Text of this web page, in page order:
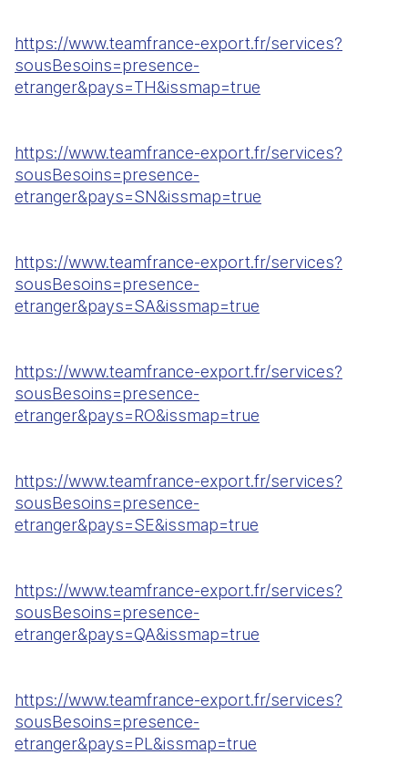
https://www.teamfrance-export.fr/services?
sousBesoins=presence-
etranger&pays=TH&issmap=true
https://www.teamfrance-export.fr/services?
sousBesoins=presence-
etranger&pays=SN&issmap=true
https://www.teamfrance-export.fr/services?
sousBesoins=presence-
etranger&pays=SA&issmap=true
https://www.teamfrance-export.fr/services?
sousBesoins=presence-
etranger&pays=RO&issmap=true
https://www.teamfrance-export.fr/services?
sousBesoins=presence-
etranger&pays=SE&issmap=true
https://www.teamfrance-export.fr/services?
sousBesoins=presence-
etranger&pays=QA&issmap=true
https://www.teamfrance-export.fr/services?
sousBesoins=presence-
etranger&pays=PL&issmap=true